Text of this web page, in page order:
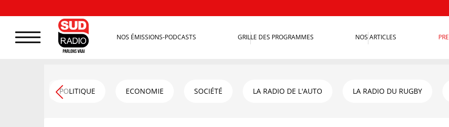
NOS ÉMISSIONS-PODCASTS GRILLE DES PROGRAMMES NOS ARTICLES
POLITIQUE ECONOMIE SOCIÉTÉ LA RADIO DE L'AUTO LA RADIO DU RUGBY